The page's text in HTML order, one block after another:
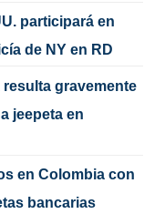
participará en
de NY en RD
resulta gravemente
jeepeta en
en Colombia con
bancarias